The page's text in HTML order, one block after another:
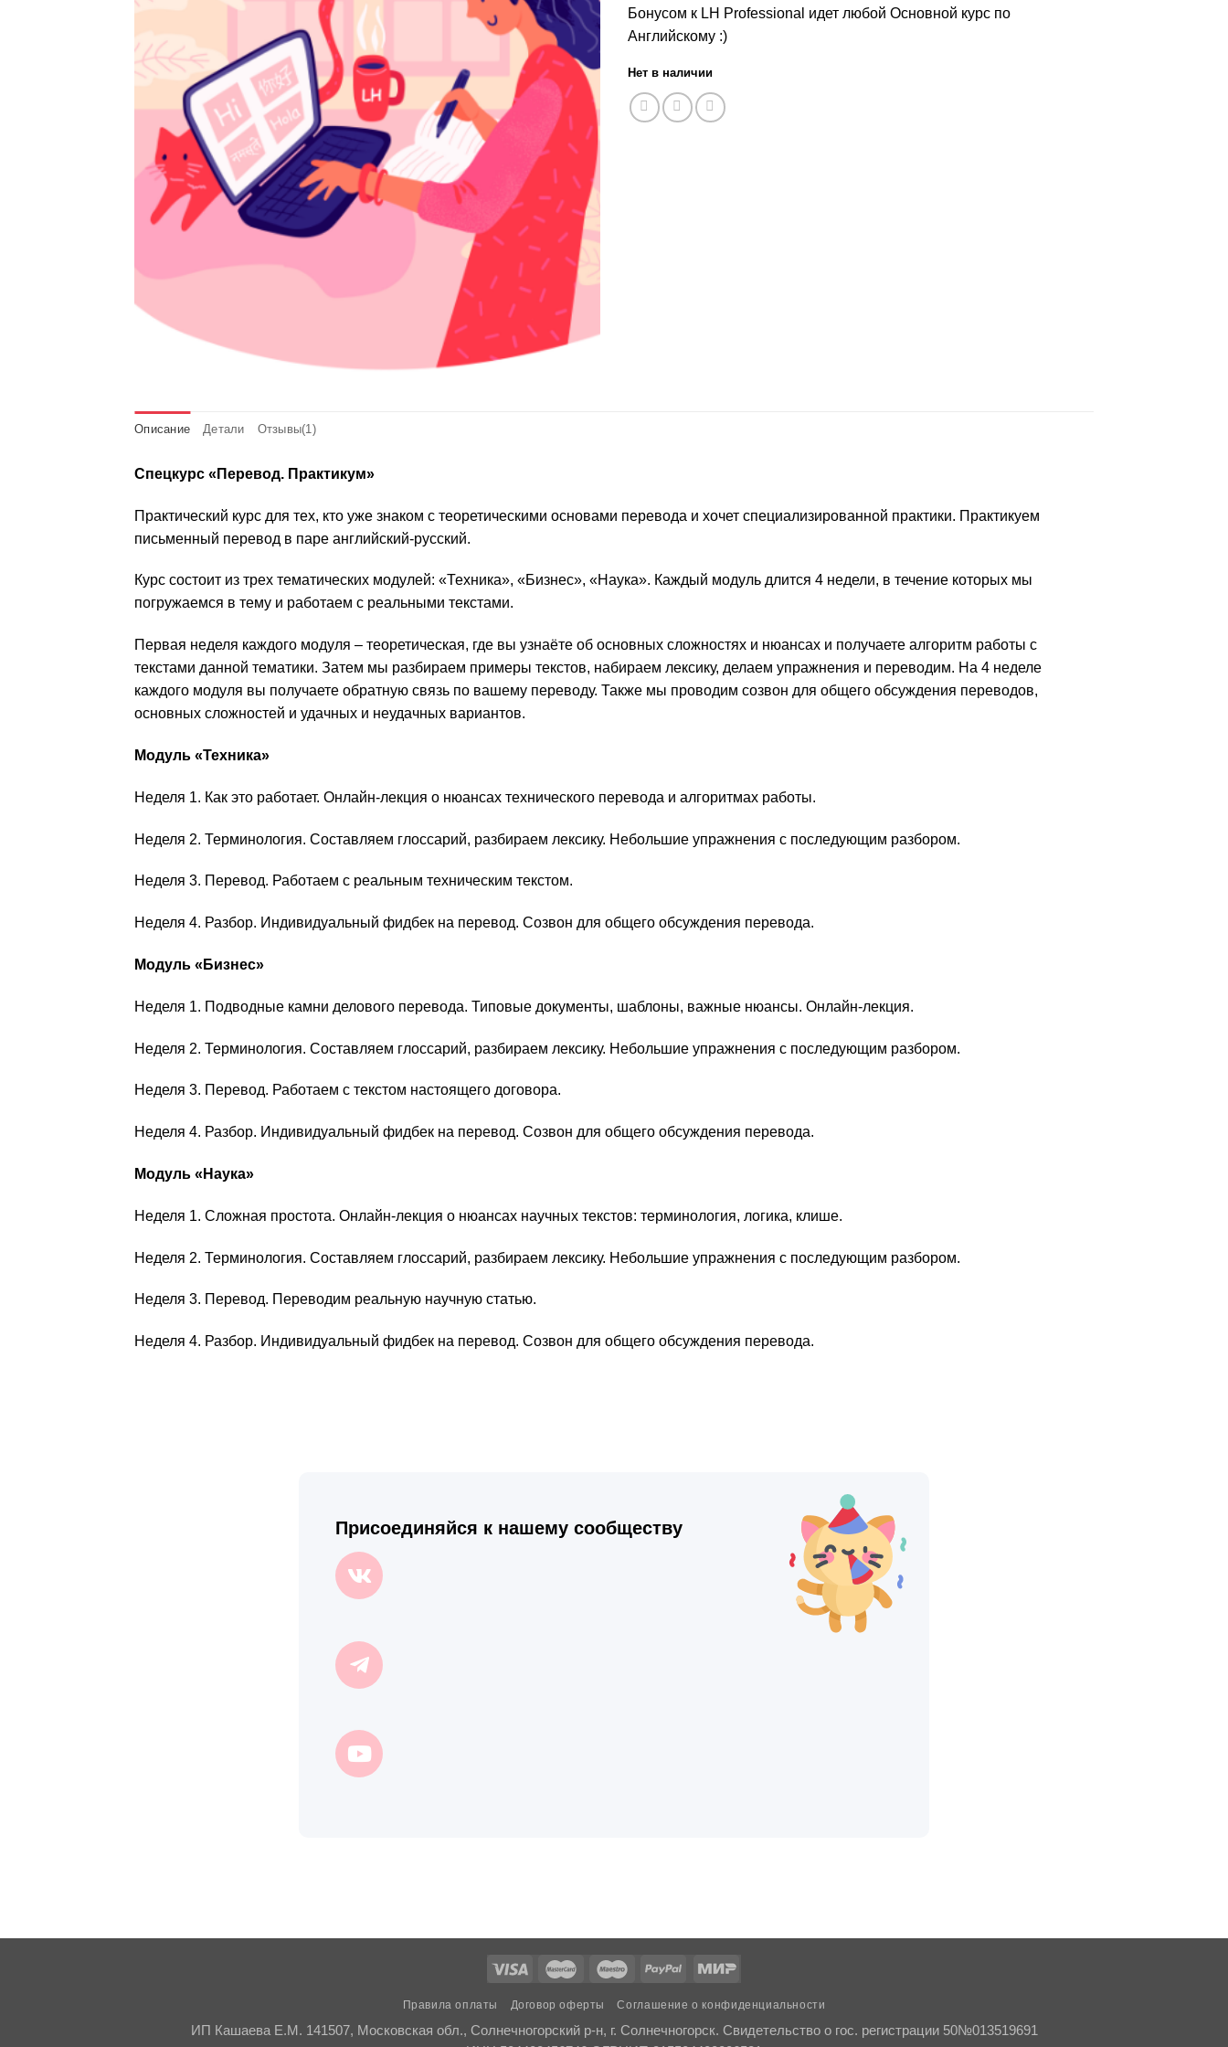
Бонусом к LH Professional идет любой Основной курс по
Английскому :)
Нет в наличии
Описание Детали Отзывы(1)
Спецкурс «Перевод. Практикум»
Практический курс для тех, кто уже знаком с теоретическими основами перевода и хочет специализированной практики. Практикуем
письменный перевод в паре английский-русский.
Курс состоит из трех тематических модулей: «Техника», «Бизнес», «Наука». Каждый модуль длится 4 недели, в течение которых мы
погружаемся в тему и работаем с реальными текстами.
Первая неделя каждого модуля – теоретическая, где вы узнаёте об основных сложностях и нюансах и получаете алгоритм работы с
текстами данной тематики. Затем мы разбираем примеры текстов, набираем лексику, делаем упражнения и переводим. На 4 неделе
каждого модуля вы получаете обратную связь по вашему переводу. Также мы проводим созвон для общего обсуждения переводов,
основных сложностей и удачных и неудачных вариантов.
Модуль «Техника»
Неделя 1. Как это работает. Онлайн-лекция о нюансах технического перевода и алгоритмах работы.
Неделя 2. Терминология. Составляем глоссарий, разбираем лексику. Небольшие упражнения с последующим разбором.
Неделя 3. Перевод. Работаем с реальным техническим текстом.
Неделя 4. Разбор. Индивидуальный фидбек на перевод. Созвон для общего обсуждения перевода.
Модуль «Бизнес»
Неделя 1. Подводные камни делового перевода. Типовые документы, шаблоны, важные нюансы. Онлайн-лекция.
Неделя 2. Терминология. Составляем глоссарий, разбираем лексику. Небольшие упражнения с последующим разбором.
Неделя 3. Перевод. Работаем с текстом настоящего договора.
Неделя 4. Разбор. Индивидуальный фидбек на перевод. Созвон для общего обсуждения перевода.
Модуль «Наука»
Неделя 1. Сложная простота. Онлайн-лекция о нюансах научных текстов: терминология, логика, клише.
Неделя 2. Терминология. Составляем глоссарий, разбираем лексику. Небольшие упражнения с последующим разбором.
Неделя 3. Перевод. Переводим реальную научную статью.
Неделя 4. Разбор. Индивидуальный фидбек на перевод. Созвон для общего обсуждения перевода.
Присоединяйся к нашему сообществу
Правила оплаты Договор оферты Соглашение о конфиденциальности
ИП Кашаева Е.М. 141507, Московская обл., Солнечногорский р-н, г. Солнечногорск. Свидетельство о гос. регистрации 50№013519691